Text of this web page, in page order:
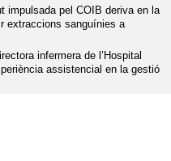
impulsada pel COIB deriva en la
extraccions sanguínies a
infermera de l’Hospital
assistencial en la gestió